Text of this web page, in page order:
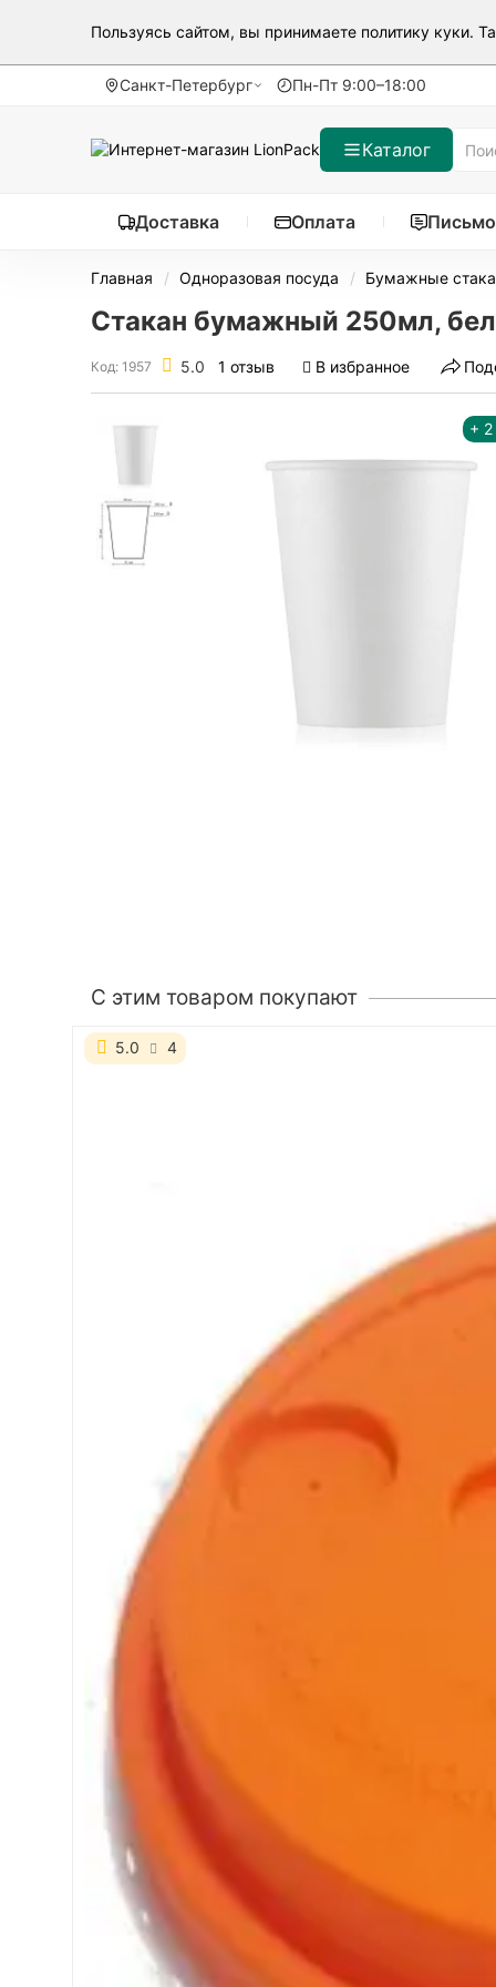
Пользуясь сайтом, вы принимаете политику куки.
Санкт-Петербург Пн-Пт 9:00–18:00
Каталог
Доставка Оплата
Главная Одноразовая посуда Бумажные
Стакан бумажный 250мл,
Код: 1957 5.0 1 отзыв В избранное
+
C этим товаром покупают
5.0 4